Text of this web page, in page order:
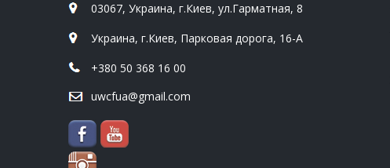
03067, Украина, г.Киев, ул.Гарматная, 8
Украина, г.Киев, Парковая дорога, 16-А
+380 50 368 16 00
uwcfua@gmail.com